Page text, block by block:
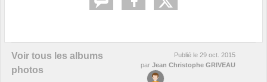
Voir tous les albums
photos
Publié le 29 oct. 2015
par Jean Christophe GRIVEAU